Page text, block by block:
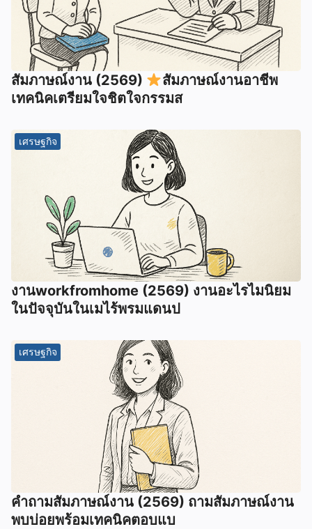
สัมภาษณ์งาน (2569)
สัมภาษณ์งานอาชีพ
เทคนิคเตรียมใจชิตใจกรรมส
เศรษฐกิจ
งานworkfromhome (2569) งานอะไรไมนิยม
ในปัจจุบันในเมไร้พรมแดนป
เศรษฐกิจ
คำถามสัมภาษณ์งาน (2569) ถามสัมภาษณ์งาน
พบบ่อยพร้อมเทคนิคตอบแบ